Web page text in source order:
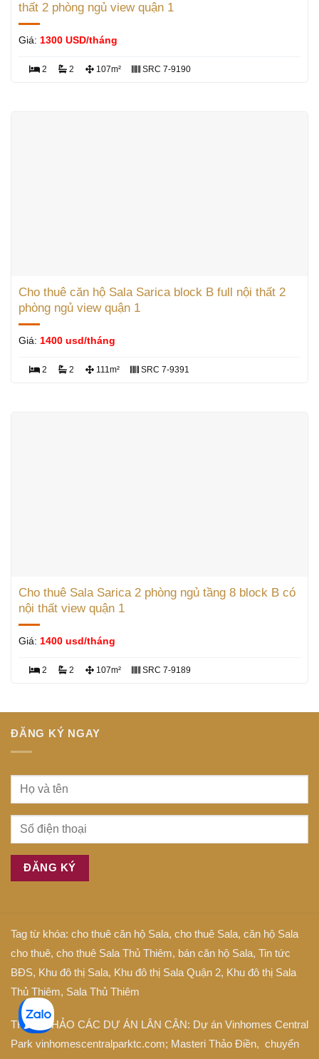
thất 2 phòng ngủ view quận 1
Giá: 1300 USD/tháng
2 2 107m² SRC 7-9190
Cho thuê căn hộ Sala Sarica block B full nội thất 2
phòng ngủ view quận 1
Giá: 1400 usd/tháng
2 2 111m² SRC 7-9391
Cho thuê Sala Sarica 2 phòng ngủ tầng 8 block B có
nội thất view quận 1
Giá: 1400 usd/tháng
2 2 107m² SRC 7-9189
ĐĂNG KÝ NGAY
Tag từ khóa: cho thuê căn hộ Sala, cho thuê Sala, căn hộ Sala
cho thuê, cho thuê Sala Thủ Thiêm, bán căn hộ Sala, Tin tức
BĐS, Khu đô thị Sala, Khu đô thị Sala Quận 2, Khu đô thị Sala
Thủ Thiêm, Sala Thủ Thiêm
THAM KHẢO CÁC DỰ ÁN LÂN CẬN: Dự án Vinhomes Central
Park vinhomescentralparktc.com; Masteri Thảo Điền, chuyển